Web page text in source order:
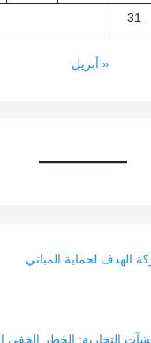
31
« أبريل
الهدف لحماية المباني
التجارية: الخطر الخفي